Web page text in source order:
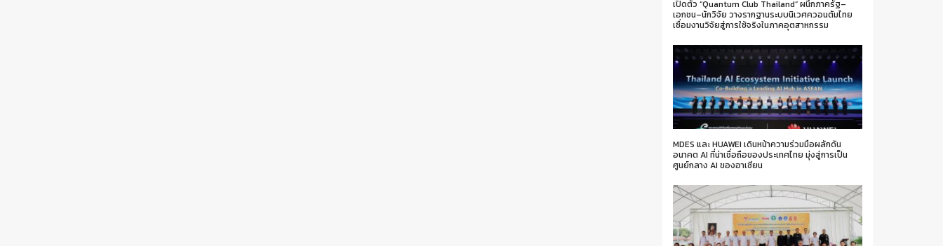
เปิดตัว “Quantum Club Thailand” ผนึกภาครัฐ–
เอกชน–นักวิจัย วางรากฐานระบบนิเวศควอนตัมไทย
เชื่อมงานวิจัยสู่การใช้จริงในภาคอุตสาหกรรม
MDES และ HUAWEI เดินหน้าความร่วมมือผลักดัน
อนาคต AI ที่น่าเชื่อถือของประเทศไทย มุ่งสู่การเป็น
ศูนย์กลาง AI ของอาเซียน